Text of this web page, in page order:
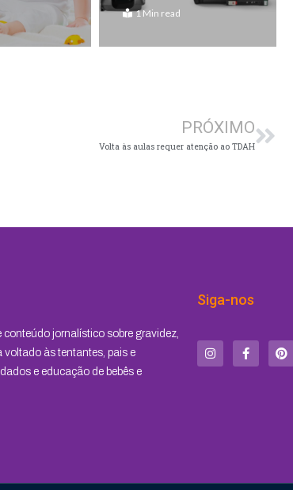
1 Min read
PRÓXIMO
Volta às aulas requer atenção ao TDAH
jornalístico sobre gravidez,
voltado às tentantes, pais e
e educação de bebês e
Siga-nos
n
s
t
a
c
e
i
n
t